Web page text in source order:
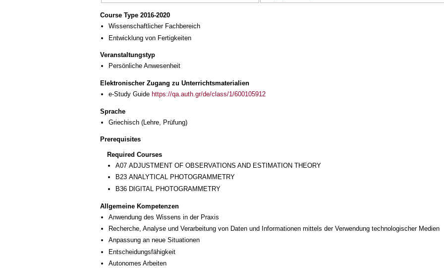
Course Type 2016-2020
Wissenschaftlicher Fachbereich
Entwicklung von Fertigkeiten
Veranstaltungstyp
Persönliche Anwesenheit
Elektronischer Zugang zu Unterrichtsmaterialien
e-Study Guide https://qa.auth.gr/de/class/1/600105912
Sprache
Griechisch (Lehre, Prüfung)
Prerequisites
Required Courses
Α07 ADJUSTMENT OF OBSERVATIONS AND ESTIMATION THEORY
Β23 ANALYTICAL PHOTOGRAMMETRY
Β36 DIGITAL PHOTOGRAMMETRY
Allgemeine Kompetenzen
Anwendung des Wissens in der Praxis
Recherche, Analyse und Verarbeitung von Daten und Informationen mittels der Verwendung technologischer Medien
Anpassung an neue Situationen
Entscheidungsfähigkeit
Autonomes Arbeiten